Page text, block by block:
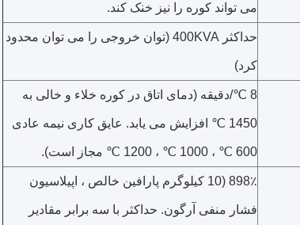
می تواند کوره را نیز خنک کند.
حداکثر 400KVA (توان خروجی را می توان محدود
کرد)
8 ℃/دقیقه (دمای اتاق در کوره خلاء و خالی به
1450 ℃ افزایش می یابد. عایق کاری نیمه عادی
600 ℃ ، 1000 ℃ ، 1200 ℃ مجاز است).
898٪ (10 کیلوگرم پارافین خالص ، اپیلاسیون
فشار منفی آرگون. حداکثر با سه برابر مقادیر